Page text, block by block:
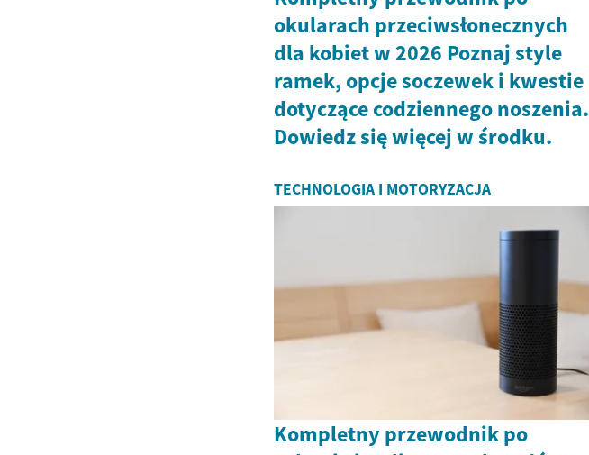
okularach przeciwsłonecznych
dla kobiet w 2026 Poznaj style
ramek, opcje soczewek i kwestie
dotyczące codziennego noszenia.
Dowiedz się więcej w środku.
TECHNOLOGIA I MOTORYZACJA
Kompletny przewodnik po